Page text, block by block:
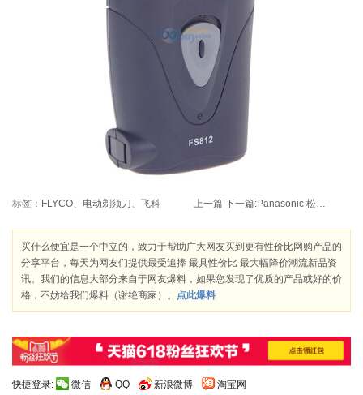
标签： FLYCO、 电动剃须刀 、 飞科 上一篇 下一篇: Panasonic 松下 42英寸全高清等离子电视 TH-P42U33C 3499元包邮
买什么便宜是一个中立的，致力于帮助广大网友买到更有性价比网购产品的
分享平台，每天为网友们提供最受追捧 最具性价比 最大幅降价潮流新品资
讯。我们的信息大部分来自于网友爆料，如果您发现了优质的产品或好的价
格，不妨给我们爆料（谢绝商家）。 点此爆料
快捷登录: 微信 QQ 新浪微博 淘宝网